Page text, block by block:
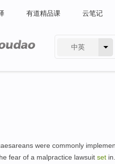
有道精品课 云笔记
中英
were commonly
fear of a malpractice lawsuit set